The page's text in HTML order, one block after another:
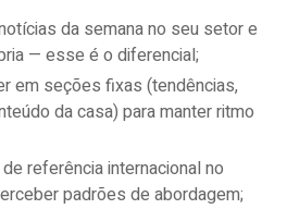
da semana no seu setor e
— esse é o diferencial;
em seções fixas (tendências,
da casa) para manter ritmo
referência internacional no
padrões de abordagem;